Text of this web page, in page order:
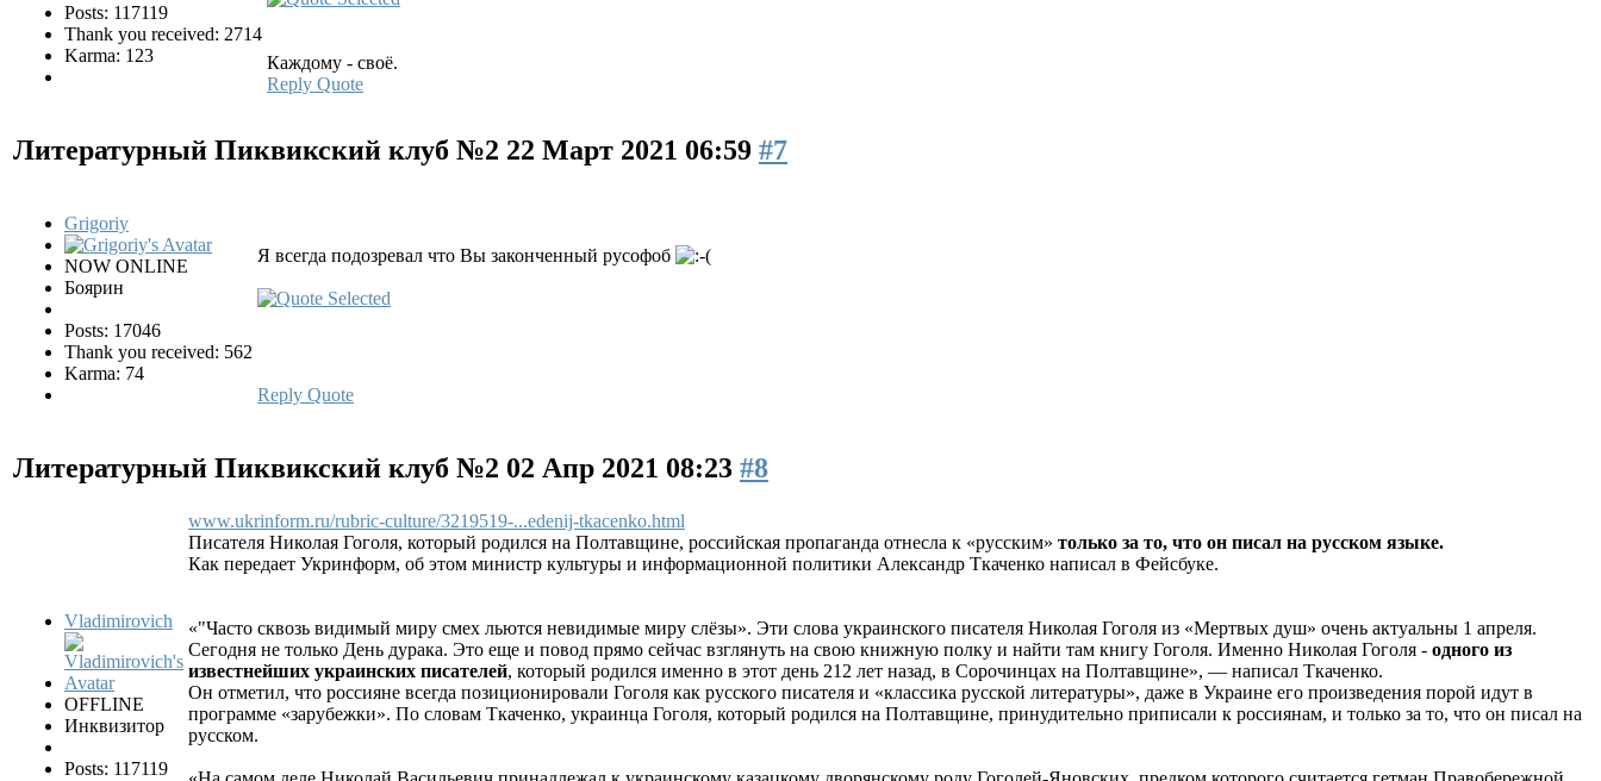
Posts: 117119
Thank you received: 2714
Karma: 123
Каждому - своё.
Reply Quote
Литературный Пиквикский клуб №2 22 Март 2021 06:59 #7
Grigoriy
NOW ONLINE
Боярин
Posts: 17046
Thank you received: 562
Karma: 74
Я всегда подозревал что Вы законченный русофоб
Reply Quote
Литературный Пиквикский клуб №2 02 Апр 2021 08:23 #8
Vladimirovich
OFFLINE
Инквизитор
Posts: 117119
www.ukrinform.ru/rubric-culture/3219519-...edenij-tkacenko.html
Писателя Николая Гоголя, который родился на Полтавщине, российская пропаганда отнесла к «русским» только за то, что он писал на русском языке.
Как передает Укринформ, об этом министр культуры и информационной политики Александр Ткаченко написал в Фейсбуке.
«"Часто сквозь видимый миру смех льются невидимые миру слёзы». Эти слова украинского писателя Николая Гоголя из «Мертвых душ» очень актуальны 1 апреля.
Сегодня не только День дурака. Это еще и повод прямо сейчас взглянуть на свою книжную полку и найти там книгу Гоголя. Именно Николая Гоголя - одного из
известнейших украинских писателей, который родился именно в этот день 212 лет назад, в Сорочинцах на Полтавщине», — написал Ткаченко.
Он отметил, что россияне всегда позиционировали Гоголя как русского писателя и «классика русской литературы», даже в Украине его произведения порой идут в
программе «зарубежки». По словам Ткаченко, украинца Гоголя, который родился на Полтавщине, принудительно приписали к россиянам, и только за то, что он писал на
русском.